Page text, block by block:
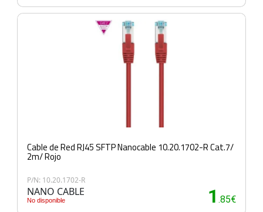
Cable de Red RJ45 SFTP Nanocable 10.20.1702-R Cat.7/
2m/ Rojo
P/N: 10.20.1702-R
NANO CABLE
No disponible 1 .85€